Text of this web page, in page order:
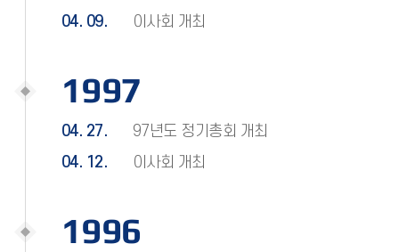
04. 09.
이사회 개최
1997
04. 27.
97년도 정기총회 개최
04. 12.
이사회 개최
1996